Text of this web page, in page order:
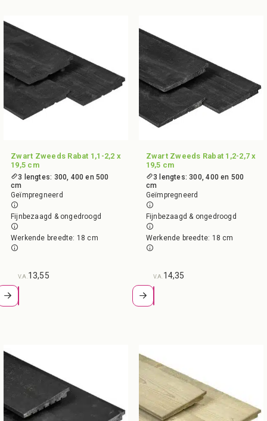
Zwart Zweeds Rabat 1,1-2,2 x
19,5 cm
3 lengtes: 300, 400 en 500
cm
Geïmpregneerd
Fijnbezaagd & ongedroogd
Werkende breedte: 18 cm
V.A.13,55
Zwart Zweeds Rabat 1,2-2,7 x
19,5 cm
3 lengtes: 300, 400 en 500
cm
Geïmpregneerd
Fijnbezaagd & ongedroogd
Werkende breedte: 18 cm
V.A.14,35